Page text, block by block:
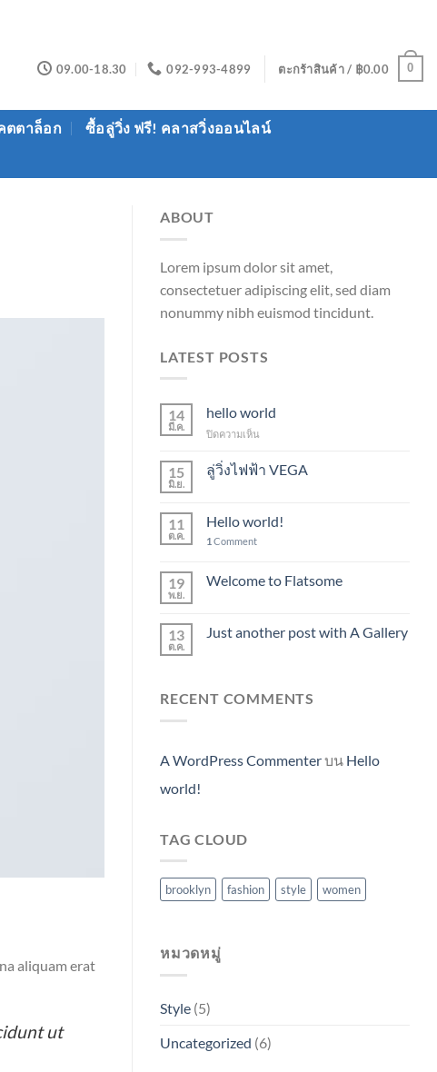
09.00-18.30 092-993-4899 ตะกร้าสินค้า / ฿0.00 0
ตตาล็อก
ซื้อลู่วิ่ง ฟรี! คลาสวิ่งออนไลน์
aliquam erat
ut
ABOUT
Lorem ipsum dolor sit amet,
consectetuer adipiscing elit, sed diam
nonummy nibh euismod tincidunt.
LATEST POSTS
14
มี.ค.
hello world
ปิดความเห็น
world
15
มิ.ย.
ลู่วิ่งไฟฟ้า VEGA
11
ต.ค.
Hello world!
1 Comment
19
พ.ย.
Welcome to Flatsome
13
ต.ค.
Just another post with A Gallery
RECENT COMMENTS
A WordPress Commenterบน Hello
world!
TAG CLOUD
brooklyn fashion style women
หมวดหมู่
Style (5)
Uncategorized (6)